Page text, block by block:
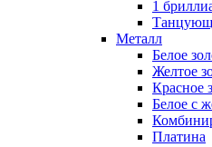
1
Металл
Белое
Желтое
Красное
Белое с
Платина